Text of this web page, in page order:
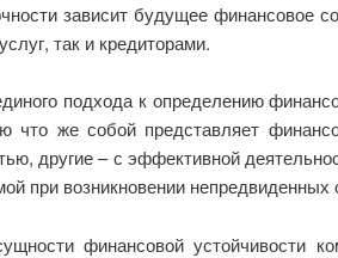
зависит будущее финансовое
так и кредиторами.
подхода к определению
что же собой представляет
другие – с эффективной
при возникновении
финансовой устойчивости